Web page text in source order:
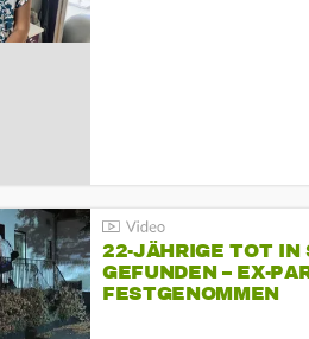
22-JÄHRIGE TOT IN
GEFUNDEN – EX-
FESTGENOMMEN